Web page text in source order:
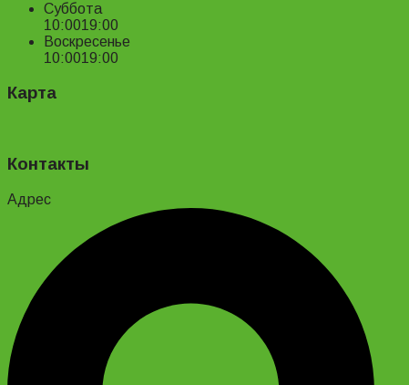
Суббота
10:0019:00
Воскресенье
10:0019:00
Карта
Контакты
Адрес